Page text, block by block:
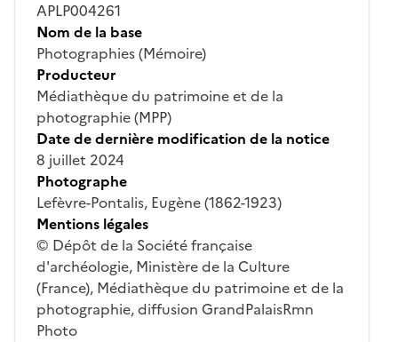
APLP004261
Nom de la base
Photographies (Mémoire)
Producteur
Médiathèque du patrimoine et de la
photographie (MPP)
Date de dernière modification de la notice
8 juillet 2024
Photographe
Lefèvre-Pontalis, Eugène (1862-1923)
Mentions légales
© Dépôt de la Société française
d'archéologie, Ministère de la Culture
(France), Médiathèque du patrimoine et de la
photographie, diffusion GrandPalaisRmn
Photo